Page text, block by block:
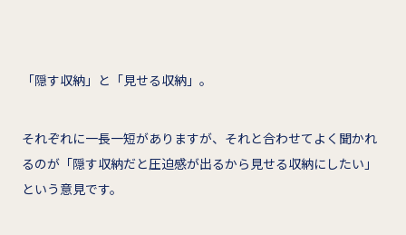
「隠す収納」と「見せる収納」。
それぞれに一長一短がありますが、それと合わせてよく聞かれ
るのが「隠す収納だと圧迫感が出るから見せる収納にしたい」
という意見です。